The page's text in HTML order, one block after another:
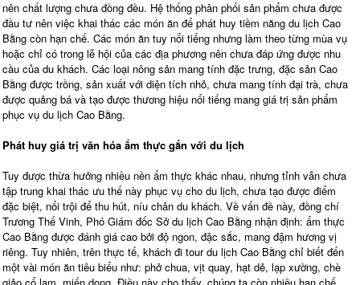
nên chất lượng chưa đồng đều. Hệ thống phân phối sản phẩm chưa được
đầu tư nên việc khai thác các món ăn để phát huy tiềm năng du lịch Cao
Bằng còn hạn chế. Các món ăn tuy nổi tiếng nhưng làm theo từng mùa vụ
hoặc chỉ có trong lễ hội của các địa phương nên chưa đáp ứng được nhu
cầu của du khách. Các loại nông sản mang tính đặc trưng, đặc sản Cao
Bằng được trồng, sản xuất với diện tích nhỏ, chưa mang tính đại trà, chưa
được quảng bá và tạo được thương hiệu nổi tiếng mang giá trị sản phẩm
phục vụ du lịch Cao Bằng.
Phát huy giá trị văn hóa ẩm thực gắn với du lịch
Tuy được thừa hưởng nhiều nền ẩm thực khác nhau, nhưng tỉnh vẫn chưa
tập trung khai thác ưu thế này phục vụ cho du lịch, chưa tạo được điểm
đặc biệt, nổi trội để thu hút, níu chân du khách. Về vấn đề này, đồng chí
Trương Thế Vinh, Phó Giám đốc Sở du lịch Cao Bằng nhận định: ẩm thực
Cao Bằng được đánh giá cao bởi độ ngon, đặc sắc, mang đậm hương vị
riêng. Tuy nhiên, trên thực tế, khách đi tour du lịch Cao Bằng chỉ biết đến
một vài món ăn tiêu biểu như: phở chua, vịt quay, hạt dẻ, lạp xường, chè
giảo cổ lam, miến dong. Điều này cho thấy, chúng ta còn nhiều hạn chế